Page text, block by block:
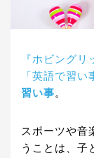
『ホビング
「英語で習い
習い事。
スポーツや音
うことは、